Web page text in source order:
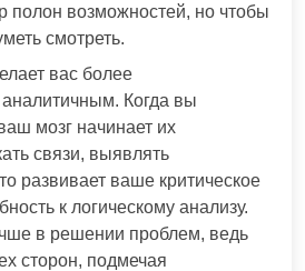
полон возможностей, но чтобы
смотреть.
вас более
Когда вы
мозг начинает их
связи, выявлять
развивает ваше критическое
к логическому анализу.
в решении проблем, ведь
сторон, подмечая